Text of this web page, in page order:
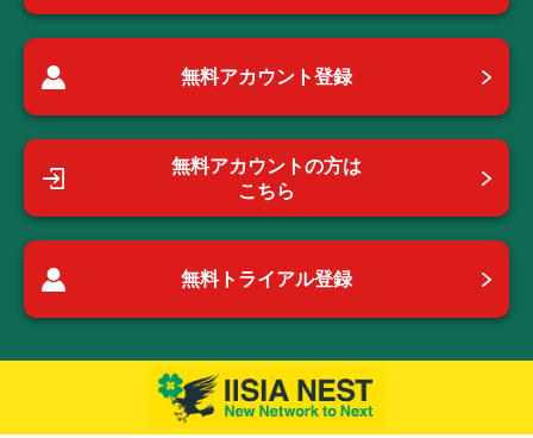
無料アカウント登録
無料アカウントの方は
こちら
無料トライアル登録